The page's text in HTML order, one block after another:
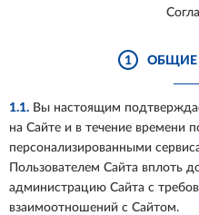
1 ОБЩИЕ
1.1. Вы настоящим
на Сайте и в течение времени
персонализированными
Пользователем Сайта вплоть
администрацию Сайта с
взаимоотношений с Сайтом.